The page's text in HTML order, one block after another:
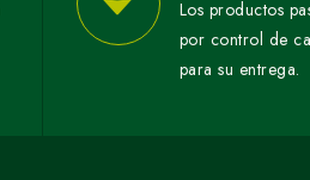
Los productos
por control de
para su entrega.